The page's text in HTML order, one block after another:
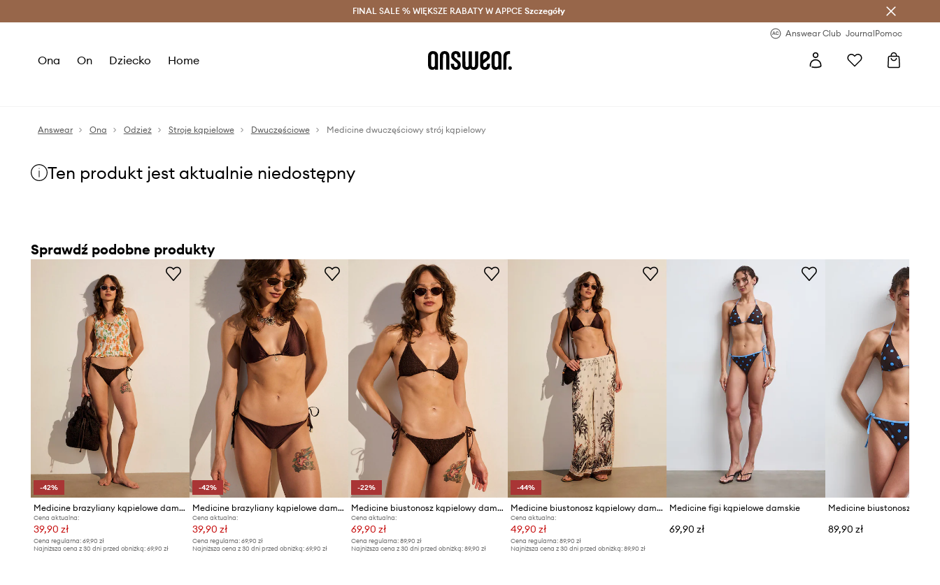
Oszczędzaj z Answear Club > Dostawa nawet w 24h >
FINAL SALE % WIĘKSZE RABATY W APPCE Szczegóły
Answear Club JournalPomoc
Ona On Dziecko Home
Answear Ona Odzież Stroje kąpielowe Dwuczęściowe Medicine dwuczęściowy strój kąpielowy
Ten produkt jest aktualnie niedostępny
Sprawdź podobne produkty
-42%
Medicine brazyliany kąpielowe damskie
Cena aktualna:
39,90 zł
Cena regularna: 69,90 zł
Najniższa cena z 30 dni przed obniżką: 69,90 zł
-42%
Medicine brazyliany kąpielowe damskie
Cena aktualna:
39,90 zł
Cena regularna:69,90 zł
Najniższa cena z 30 dni przed obniżką:69,90 zł
-22%
Medicine biustonosz kąpielowy damski
Cena aktualna:
69,90 zł
Cena regularna: 89,90 zł
Najniższa cena z 30 dni przed obniżką: 89,90 zł
-44%
Medicine biustonosz kąpielowy damski
Cena aktualna:
49,90 zł
Cena regularna: 89,90 zł
Najniższa cena z 30 dni przed obniżką: 89,90 zł
Medicine figi kąpielowe damskie
69,90 zł 89,90 zł